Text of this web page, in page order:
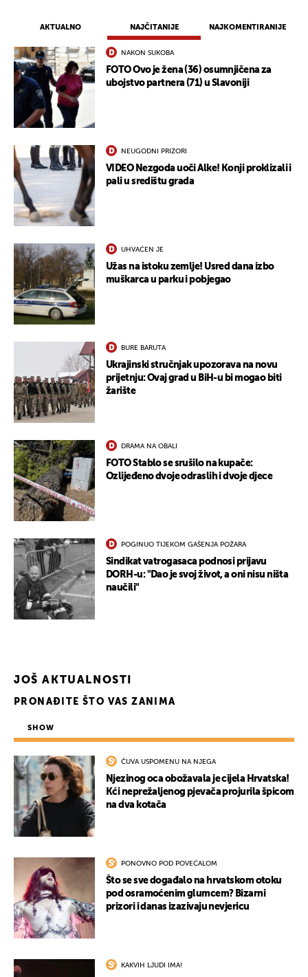
AKTUALNO NAJČITANIJE NAJKOMENTIRANIJE
NAKON SUKOBA
FOTO Ovo je žena (36) osumnjičena za
ubojstvo partnera (71) u Slavoniji
NEUGODNI PRIZORI
VIDEO Nezgoda uoči Alke! Konji proklizali i
pali u središtu grada
UHVAĆEN JE
Užas na istoku zemlje! Usred dana izbo
muškarca u parku i pobjegao
BURE BARUTA
Ukrajinski stručnjak upozorava na novu
prijetnju: Ovaj grad u BiH-u bi mogao biti
žarište
DRAMA NA OBALI
FOTO Stablo se srušilo na kupače:
Ozlijeđeno dvoje odraslih i dvoje djece
POGINUO TIJEKOM GAŠENJA POŽARA
Sindikat vatrogasaca podnosi prijavu
DORH-u: "Dao je svoj život, a oni nisu ništa
naučili"
JOŠ AKTUALNOSTI
PRONAĐITE ŠTO VAS ZANIMA
SHOW
ČUVA USPOMENU NA NJEGA
Njezinog oca obožavala je cijela Hrvatska!
Kći neprežaljenog pjevača projurila špicom
na dva kotača
PONOVNO POD POVEĆALOM
Što se sve događalo na hrvatskom otoku
pod osramoćenim glumcem? Bizarni
prizori i danas izazivaju nevjericu
KAKVIH LJUDI IMA!
UKLJUČITE NOTIFIKACIJE